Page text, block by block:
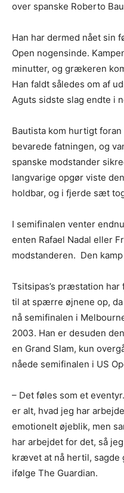
over spanske Roberto
Han har dermed nået sin
Open nogensinde.
minutter, og grækeren
Han faldt således om af
Aguts sidste slag endte i
Bautista kom hurtigt
bevarede fatningen, og
spanske modstander
langvarige opgør viste
holdbar, og i fjerde sæt
I semifinalen venter
enten Rafael Nadal eller
modstanderen. Den
Tsitsipas’s præstation
til at spærre øjnene op,
nå semifinalen i
2003. Han er desuden
en Grand Slam, kun
nåede semifinalen i US
– Det føles som et
er alt, hvad jeg har
emotionelt øjeblik, men
har arbejdet for det, så
krævet at nå hertil,
ifølge The Guardian.